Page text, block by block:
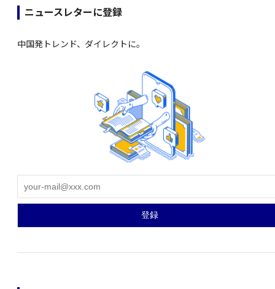
ニュースレターに登録
中国発トレンド、ダイレクトに。